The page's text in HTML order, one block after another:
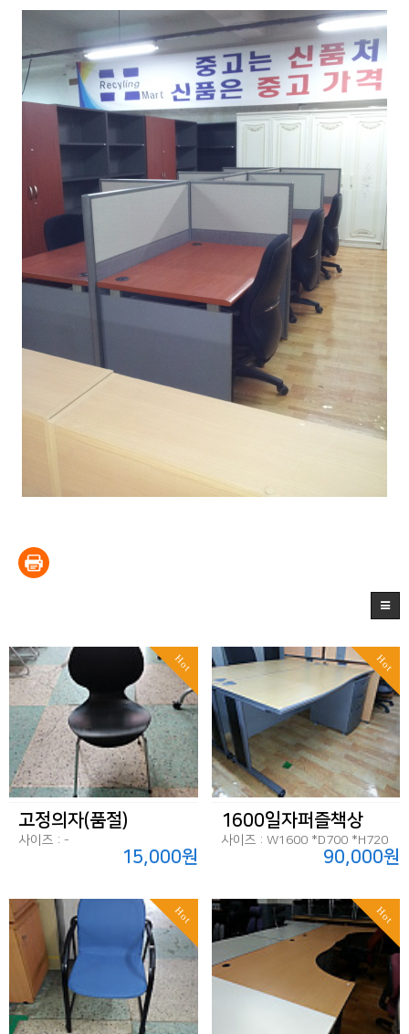
Hot
고정의자(품절)
사이즈 : -
15,000원
Hot
1600일자퍼즐책상
사이즈 : W1600 *D700 *H720
90,000원
Hot Hot